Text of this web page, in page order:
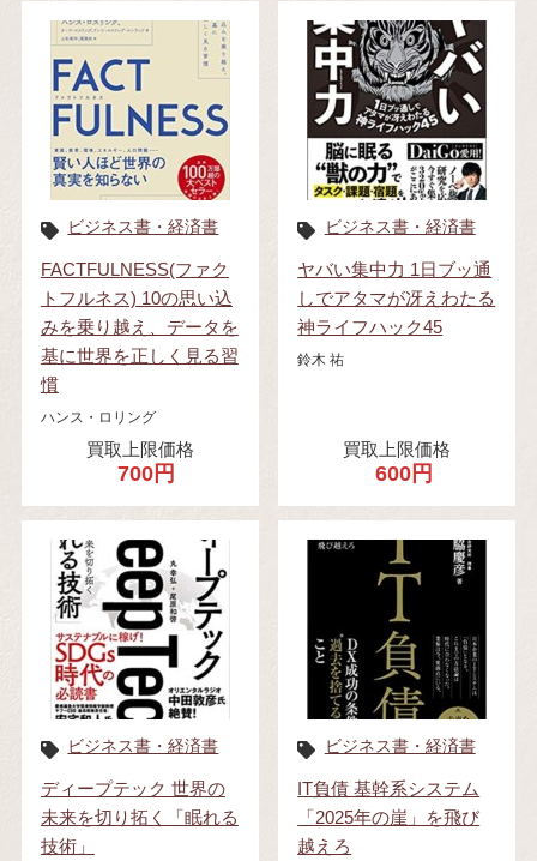
ビジネス書・経済書
FACTFULNESS(ファク
トフルネス) 10の思い込
みを乗り越え、データを
基に世界を正しく見る習
慣
ハンス・ロリング
買取上限価格
700円
ビジネス書・経済書
ヤバい集中力 1日ブッ通
しでアタマが冴えわたる
神ライフハック45
鈴木 祐
買取上限価格
600円
ビジネス書・経済書
ディープテック 世界の
未来を切り拓く「眠れる
技術」
ビジネス書・経済書
IT負債 基幹系システム
「2025年の崖」を飛び
越えろ